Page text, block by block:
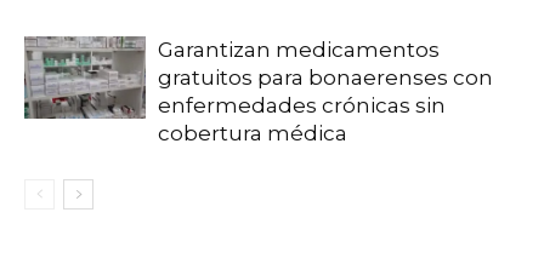
Garantizan medicamentos
gratuitos para bonaerenses con
enfermedades crónicas sin
cobertura médica